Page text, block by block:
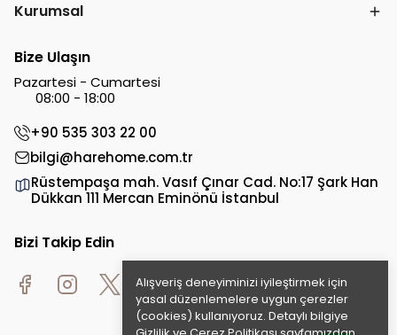
Alışveriş deneyiminizi iyileştirmek için
yasal düzenlemelere uygun çerezler
(cookies) kullanıyoruz. Detaylı bilgiye
Kurumsal
Bize Ulaşın
Pazartesi - Cumartesi
08:00 - 18:00
+90 535 303 22 00
bilgi@harehome.com.tr
Rüstempaşa mah. Vasıf Çınar Cad. No:17 Şark Han
Dükkan 111 Mercan Eminönü İstanbul
Bizi Takip Edin